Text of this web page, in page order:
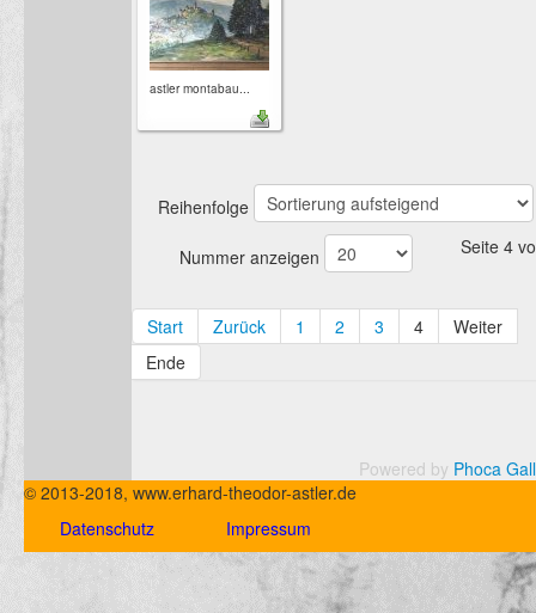
astler montabau...
Reihenfolge
Nummer anzeigen Seite 4
Start Zurück 1 2 3 4
Weiter
Ende
Powered by Phoca
© 2013-2018, www.erhard-theodor-astler.de
Datenschutz
Impressum